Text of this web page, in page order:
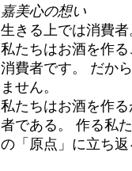
嘉美心の想い
生きる上では消費者
私たちはお酒を作
消費者です。 だか
ません。
私たちはお酒を作
者である。 作る私
の「原点」に立ち返